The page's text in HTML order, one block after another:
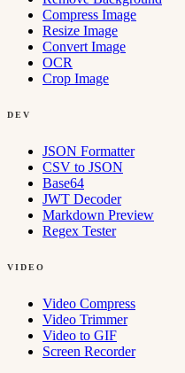
Compress Image
Resize Image
Convert Image
OCR
Crop Image
DEV
JSON Formatter
CSV to JSON
Base64
JWT Decoder
Markdown Preview
Regex Tester
VIDEO
Video Compress
Video Trimmer
Video to GIF
Screen Recorder